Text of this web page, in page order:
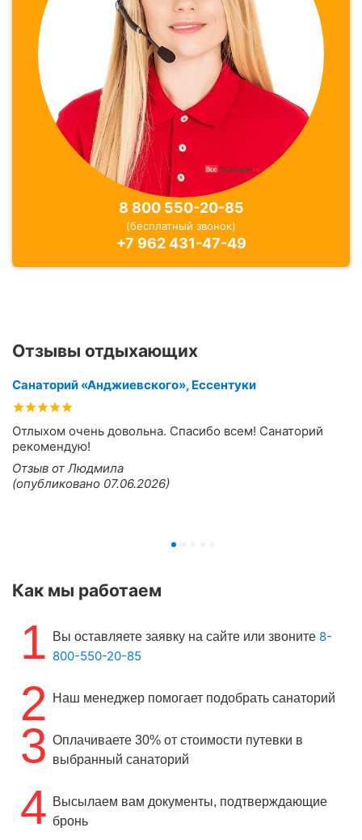
8 800 550-20-85
(бесплатный звонок)
+7 962 431-47-49
Отзывы отдыхающих
Санаторий «Анджиевского», Ессентуки
Отлыхом очень довольна. Спасибо всем! Санаторий
рекомендую!
Отзыв от Людмила
(опубликовано 07.06.2026)
Как мы работаем
1 Вы оставляете заявку на сайте или звоните 8-
800-550-20-85
2 Наш менеджер помогает подобрать санаторий
3 Оплачиваете 30% от стоимости путевки в
выбранный санаторий
4 Высылаем вам документы, подтверждающие
бронь